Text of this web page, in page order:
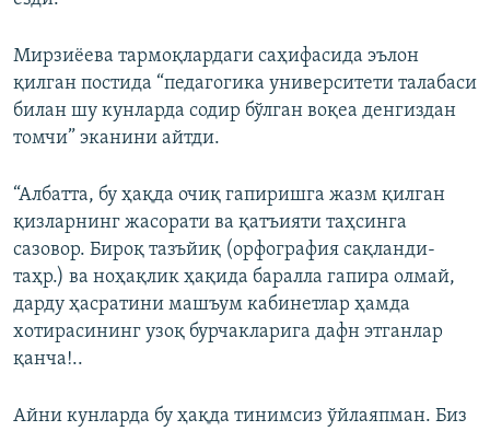
Мирзиёева тармоқлардаги саҳифасида эълон
қилган постида “педагогика университети талабаси
билан шу кунларда содир бўлган воқеа денгиздан
томчи” эканини айтди.
“Албатта, бу ҳақда очиқ гапиришга жазм қилган
қизларнинг жасорати ва қатъияти таҳсинга
сазовор. Бироқ тазъйиқ (орфография сақланди-
таҳр.) ва ноҳақлик ҳақида баралла гапира олмай,
дарду ҳасратини машъум кабинетлар ҳамда
хотирасининг узоқ бурчакларига дафн этганлар
қанча!..
Айни кунларда бу ҳақда тинимсиз ўйлаяпман. Биз